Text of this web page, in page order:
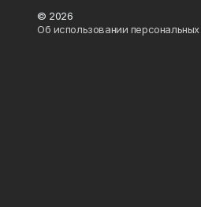
© 2026
Об использовании